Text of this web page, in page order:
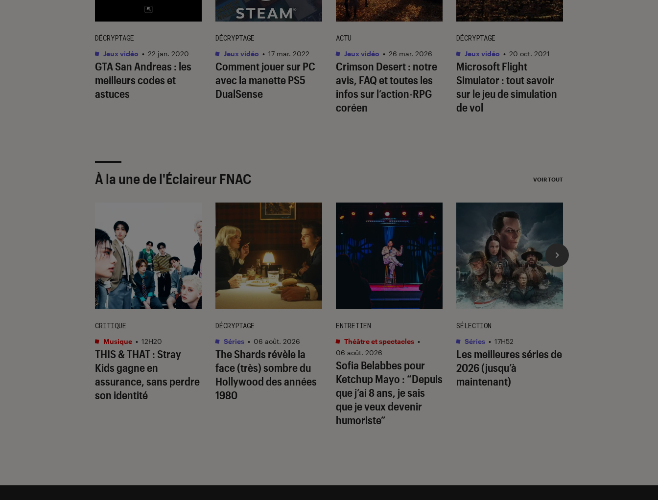
GTA San Andreas : les
meilleurs codes et
astuces
DÉCRYPTAGE
Jeux vidéo • 22 jan. 2020
Comment jouer sur PC
avec la manette PS5
DualSense
DÉCRYPTAGE
Jeux vidéo • 17 mar. 2022
Crimson Desert : notre
avis, FAQ et toutes les
infos sur l’action-RPG
coréen
ACTU
Jeux vidéo • 26 mar. 2026
Microsoft Flight
Simulator : tout savoir
sur le jeu de simulation
de vol
DÉCRYPTAGE
Jeux vidéo • 20 oct. 2021
À la une de l'Éclaireur FNAC VOIR TOUT
THIS & THAT: Stray
Kids gagne en
assurance, sans perdre
son identité
CRITIQUE
Musique • 12H20
The Shards révèle la
face (très) sombre du
Hollywood des années
1980
DÉCRYPTAGE
Séries • 06 août. 2026
Sofia Belabbes pour
Ketchup Mayo : “Depuis
que j’ai 8 ans, je sais
que je veux devenir
humoriste”
ENTRETIEN
Théâtre et spectacles •
06 août. 2026
Les meilleures séries de
2026 (jusqu’à
maintenant)
SÉLECTION
Séries • 17H52
l'Éclaireur fnac">